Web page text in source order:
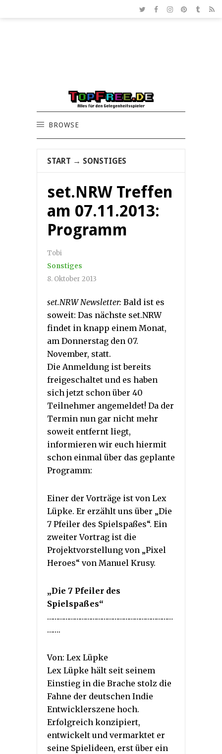
BROWSE
START → SONSTIGES
set.NRW Treffen
am 07.11.2013:
Programm
Tobi
Sonstiges
8. Oktober 2013
set.NRW Newsletter: Bald ist es
soweit: Das nächste set.NRW
findet in knapp einem Monat,
am Donnerstag den 07.
November, statt.
Die Anmeldung ist bereits
freigeschaltet und es haben
sich jetzt schon über 40
Teilnehmer angemeldet! Da der
Termin nun gar nicht mehr
soweit entfernt liegt,
informieren wir euch hiermit
schon einmal über das geplante
Programm:
Einer der Vorträge ist von Lex
Lüpke. Er erzählt uns über „Die
7 Pfeiler des Spielspaßes“. Ein
zweiter Vortrag ist die
Projektvorstellung von „Pixel
Heroes“ von Manuel Krusy.
„Die 7 Pfeiler des
Spielspaßes“
……………………………………………………………
…….
Von: Lex Lüpke
Lex Lüpke hält seit seinem
Einstieg in die Brache stolz die
Fahne der deutschen Indie
Entwicklerszene hoch.
Erfolgreich konzipiert,
entwickelt und vermarktet er
seine Spielideen, erst über ein